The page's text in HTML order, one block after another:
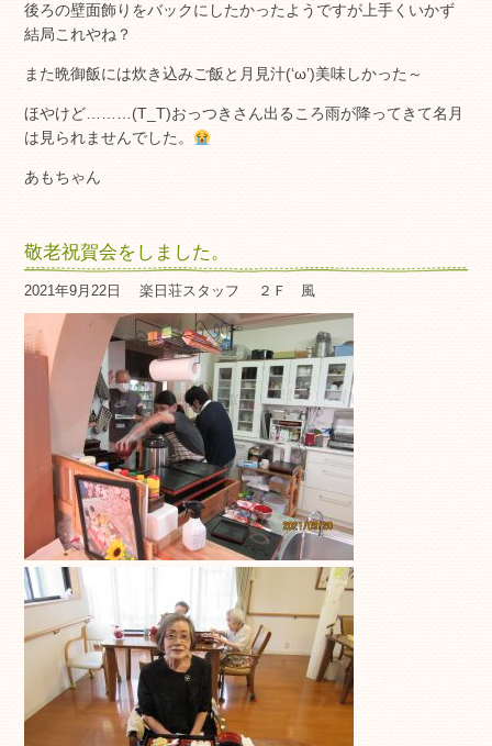
後ろの壁面飾りをバックにしたかったようですが上手くいかず
結局これやね？
また晩御飯には炊き込みご飯と月見汁(‘ω’)美味しかった～
ほやけど………(T_T)おっつきさん出るころ雨が降ってきて名月
は見られませんでした。
あもちゃん
敬老祝賀会をしました。
2021年9月22日 楽日荘スタッフ ２Ｆ 風